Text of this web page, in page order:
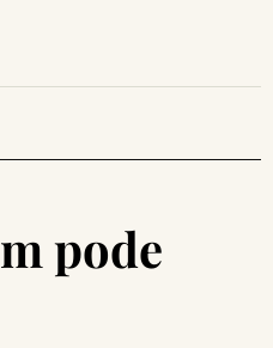
pode